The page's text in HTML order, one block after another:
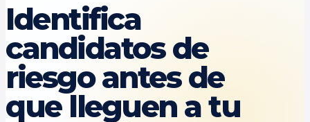
Identifica
candidatos de
riesgo antes de
que lleguen a tu